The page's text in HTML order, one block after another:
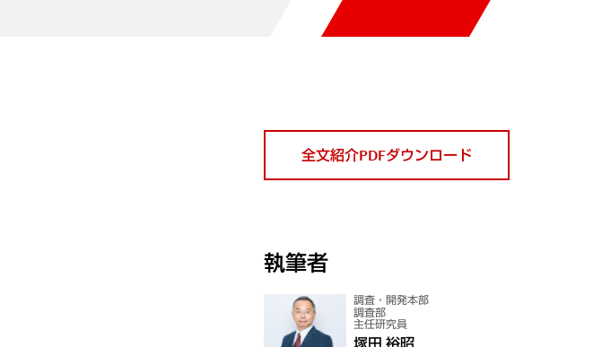
全文紹介PDFダウンロード
執筆者
調査・開発本部
調査部
主任研究員
塚田 裕昭